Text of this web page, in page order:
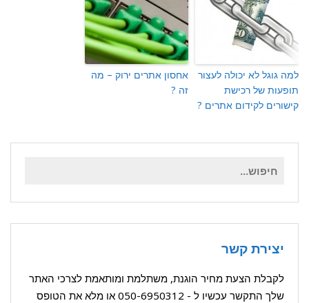
למה גוגל לא יכולה לעצור
תופעות של רכישת
קישורים לקידום אתרים ?
אחסון אתרים ירוק – מה
זה ?
יצירת קשר
לקבלת הצעת מחיר הוגנת, משתלמת ומותאמת לצרכי האתר
שלך התקשר עכשיו ל - 050-6950312 או מלא את הטופס